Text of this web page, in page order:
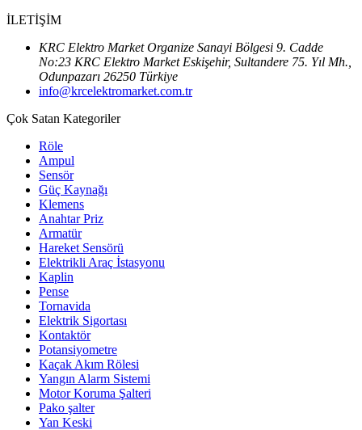
İLETİŞİM
KRC Elektro Market Organize Sanayi Bölgesi 9. Cadde
No:23 KRC Elektro Market Eskişehir, Sultandere 75. Yıl Mh.,
Odunpazarı 26250 Türkiye
info@krcelektromarket.com.tr
Çok Satan Kategoriler
Röle
Ampul
Sensör
Güç Kaynağı
Klemens
Anahtar Priz
Armatür
Hareket Sensörü
Elektrikli Araç İstasyonu
Kaplin
Pense
Tornavida
Elektrik Sigortası
Kontaktör
Potansiyometre
Kaçak Akım Rölesi
Yangın Alarm Sistemi
Motor Koruma Şalteri
Pako şalter
Yan Keski